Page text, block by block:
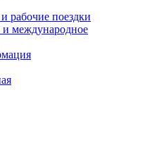
рабочие поездки
и международное